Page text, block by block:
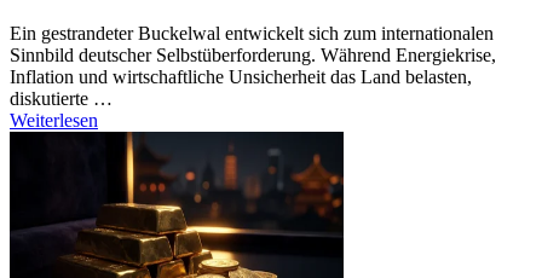
Ein gestrandeter Buckelwal entwickelt sich zum internationalen
Sinnbild deutscher Selbstüberforderung. Während Energiekrise,
Inflation und wirtschaftliche Unsicherheit das Land belasten,
diskutierte …
Weiterlesen